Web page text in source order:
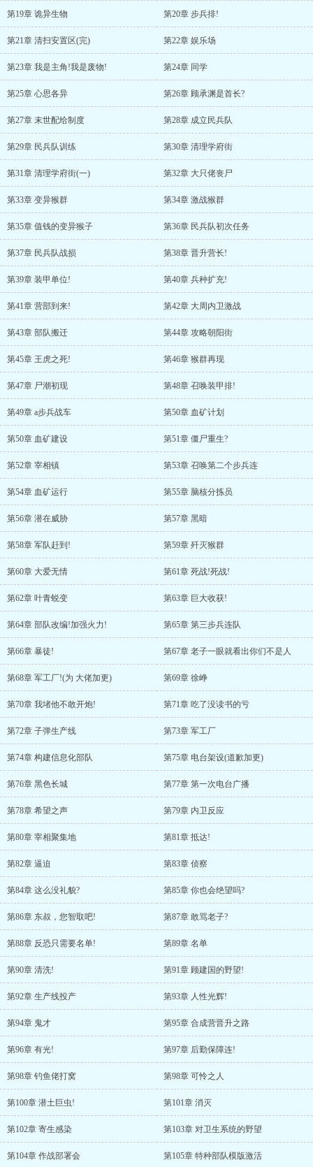
第19章 诡异生物 第20章 步兵排!
第21章 清扫安置区(完) 第22章 娱乐场
第23章 我是主角!我是废物! 第24章 同学
第25章 心思各异 第26章 顾承渊是首长?
第27章 末世配给制度 第28章 成立民兵队
第29章 民兵队训练 第30章 清理学府街
第31章 清理学府街(一) 第32章 大只佬丧尸
第33章 变异猴群 第34章 激战猴群
第35章 值钱的变异猴子 第36章 民兵队初次任务
第37章 民兵队战损 第38章 晋升营长!
第39章 装甲单位! 第40章 兵种扩充!
第41章 营部到来! 第42章 大周内卫激战
第43章 部队搬迁 第44章 攻略朝阳街
第45章 王虎之死! 第46章 猴群再现
第47章 尸潮初现 第48章 召唤装甲排!
第49章 a步兵战车 第50章 血矿计划
第50章 血矿建设 第51章 僵尸重生?
第52章 宰相镇 第53章 召唤第二个步兵连
第54章 血矿运行 第55章 脑核分拣员
第56章 潜在威胁 第57章 黑暗
第58章 军队赶到! 第59章 歼灭猴群
第60章 大爱无情 第61章 死战!死战!
第62章 叶青蜕变 第63章 巨大收获!
第64章 部队改编!加强火力! 第65章 第三步兵连队
第66章 暴徒! 第67章 老子一眼就看出你们不是人
第68章 军工厂!(为 大佬加更) 第69章 徐峥
第70章 我堵他不敢开炮! 第71章 吃了没读书的亏
第72章 子弹生产线 第73章 军工厂
第74章 构建信息化部队 第75章 电台架设(道歉加更)
第76章 黑色长城 第77章 第一次电台广播
第78章 希望之声 第79章 内卫反应
第80章 宰相聚集地 第81章 抵达!
第82章 逼迫 第83章 侦察
第84章 这么没礼貌? 第85章 你也会绝望吗?
第86章 东叔，您智取吧! 第87章 敢骂老子?
第88章 反恐只需要名单! 第89章 名单
第90章 清洗! 第91章 顾建国的野望!
第92章 生产线投产 第93章 人性光辉!
第94章 鬼才 第95章 合成营晋升之路
第96章 有光! 第97章 后勤保障连!
第98章 钓鱼佬打窝 第98章 可怜之人
第100章 潜土巨虫! 第101章 消灭
第102章 寄生感染 第103章 对卫生系统的野望
第104章 作战部署会 第105章 特种部队模版激活